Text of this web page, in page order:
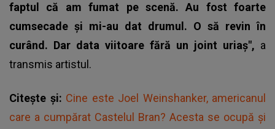
faptul că am fumat pe scenă. Au fost foarte
cumsecade şi mi-au dat drumul. O să revin în
curând. Dar data viitoare fără un joint uriaş", a
transmis artistul.
Citește și: Cine este Joel Weinshanker, americanul
care a cumpărat Castelul Bran? Acesta se ocupă și